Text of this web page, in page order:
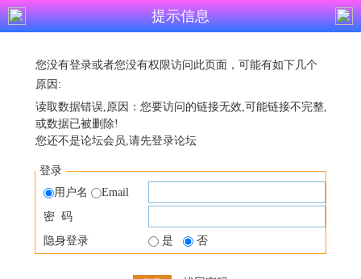
提示信息
您没有登录或者您没有权限访问此页面，可能有如下几个
原因:
读取数据错误,原因：您要访问的链接无效,可能链接不完整,
或数据已被删除!
您还不是论坛会员,请先登录论坛
登录
用户名
Email
密 码
隐身登录
是 否